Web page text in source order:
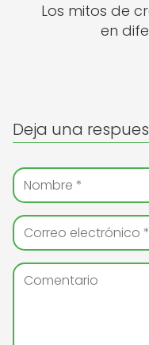
Los mitos de
en
Deja una